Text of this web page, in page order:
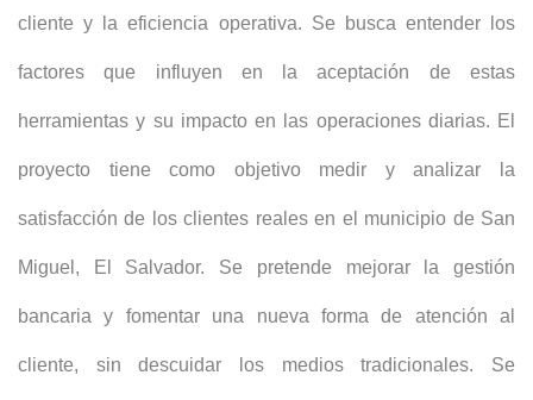
cliente y la eficiencia operativa. Se busca entender los
factores que influyen en la aceptación de estas
herramientas y su impacto en las operaciones diarias. El
proyecto tiene como objetivo medir y analizar la
satisfacción de los clientes reales en el municipio de San
Miguel, El Salvador. Se pretende mejorar la gestión
bancaria y fomentar una nueva forma de atención al
cliente, sin descuidar los medios tradicionales. Se